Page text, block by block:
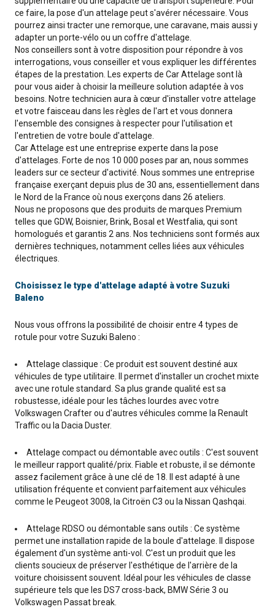
ce faire, la pose d'un attelage peut s'avérer nécessaire. Vous
pourrez ainsi tracter une remorque, une caravane, mais aussi y
adapter un porte-vélo ou un coffre d'attelage.
Nos conseillers sont à votre disposition pour répondre à vos
interrogations, vous conseiller et vous expliquer les différentes
étapes de la prestation. Les experts de Car Attelage sont là
pour vous aider à choisir la meilleure solution adaptée à vos
besoins. Notre technicien aura à cœur d'installer votre attelage
et votre faisceau dans les règles de l'art et vous donnera
l'ensemble des consignes à respecter pour l'utilisation et
l'entretien de votre boule d'attelage.
Car Attelage est une entreprise experte dans la pose
d'attelages. Forte de nos 10 000 poses par an, nous sommes
leaders sur ce secteur d'activité. Nous sommes une entreprise
française exerçant depuis plus de 30 ans, essentiellement dans
le Nord de la France où nous exerçons dans 26 ateliers.
Nous ne proposons que des produits de marques Premium
telles que GDW, Boisnier, Brink, Bosal et Westfalia, qui sont
homologués et garantis 2 ans. Nos techniciens sont formés aux
dernières techniques, notamment celles liées aux véhicules
électriques.
Choisissez le type d'attelage adapté à votre Suzuki
Baleno
Nous vous offrons la possibilité de choisir entre 4 types de
rotule pour votre Suzuki Baleno :
Attelage classique : Ce produit est souvent destiné aux
véhicules de type utilitaire. Il permet d'installer un crochet mixte
avec une rotule standard. Sa plus grande qualité est sa
robustesse, idéale pour les tâches lourdes avec votre
Volkswagen Crafter ou d'autres véhicules comme la Renault
Traffic ou la Dacia Duster.
Attelage compact ou démontable avec outils : C'est souvent
le meilleur rapport qualité/prix. Fiable et robuste, il se démonte
assez facilement grâce à une clé de 18. Il est adapté à une
utilisation fréquente et convient parfaitement aux véhicules
comme le Peugeot 3008, la Citroën C3 ou la Nissan Qashqai.
Attelage RDSO ou démontable sans outils : Ce système
permet une installation rapide de la boule d'attelage. Il dispose
également d'un système anti-vol. C'est un produit que les
clients soucieux de préserver l'esthétique de l'arrière de la
voiture choisissent souvent. Idéal pour les véhicules de classe
supérieure tels que les DS7 cross-back, BMW Série 3 ou
Volkswagen Passat break.